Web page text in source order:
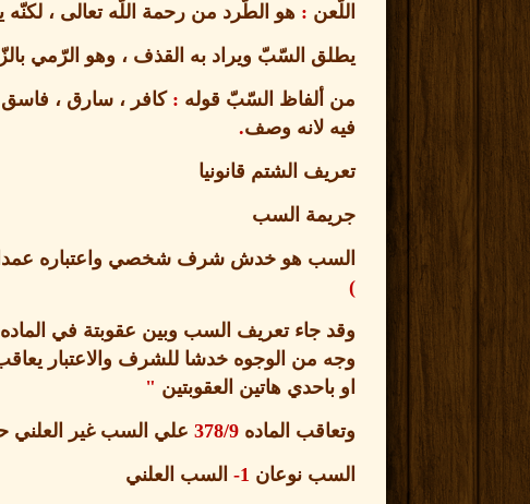
اللّعن : هو الطّرد من رحمة اللّه تعالى ،
يطلق السّبّ ويراد به القذف ، وهو الرّمي
من ألفاظ السّبّ قوله :كافر ، سارق ، فاسق
فيه لانه وصف.
تعريف الشتم قانونيا
جريمة السب
السب هو خدش شرف شخصي واعتباره عمدا
)
وقد جاء تعريف السب وبين عقوبتة في الماده
وجه من الوجوه خدشا للشرف والاعتبار يعاقب
او باحدي هاتين العقوبتين "
وتعاقب الماده 378/9 علي السب غير
السب نوعان 1-
السب العلني